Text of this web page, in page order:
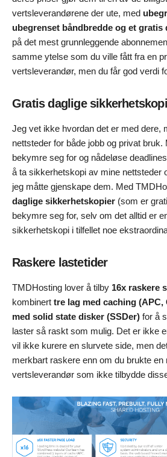
vertsleverandørene der ute, med
ubegrenset båndbredde og et gratis
på det mest grunnleggende
samme ytelse som du ville fått fra en
vertsleverandør, men du får god verdi
Gratis daglige sikkerhetskopi
Jeg vet ikke hvordan det er med dere,
nettsteder for både jobb og privat bruk.
bekymre seg for og nådeløse
å ta sikkerhetskopi av mine nettsteder
jeg måtte gjenskape dem. Med
daglige sikkerhetskopier (som er
bekymre seg for, selv om det alltid er
sikkerhetskopi i tilfellet noe
Raskere lastetider
TMDHosting lover å tilby 16x raskere
kombinert tre lag med caching (APC,
med solid state disker (SSDer) for å
laster så raskt som mulig. Det er ikke
vil ikke kurere en slurvete side, men
merkbart raskere enn om du brukte
vertsleverandør som ikke tilbydde